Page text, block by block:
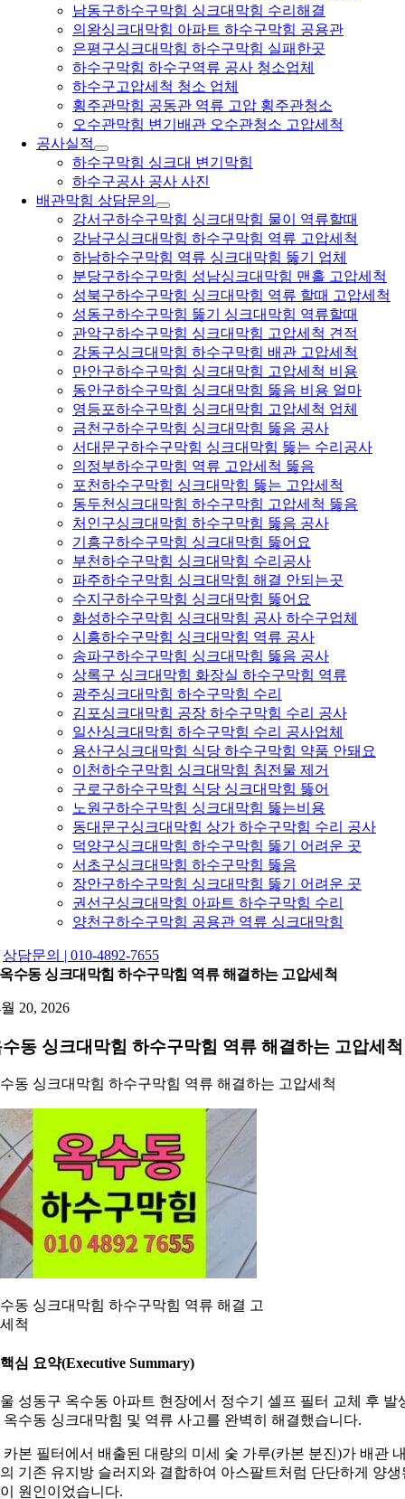
남동구하수구막힘 싱크대막힘 수리해결
의왕싱크대막힘 아파트 하수구막힘 공용관
은평구싱크대막힘 하수구막힘 실패한곳
하수구막힘 하수구역류 공사 청소업체
하수구고압세척 청소 업체
횡주관막힘 공동관 역류 고압 횡주관청소
오수관막힘 변기배관 오수관청소 고압세척
공사실적
하수구막힘 싱크대 변기막힘
하수구공사 공사 사진
배관막힘 상담문의
강서구하수구막힘 싱크대막힘 물이 역류할때
강남구싱크대막힘 하수구막힘 역류 고압세척
하남하수구막힘 역류 싱크대막힘 뚫기 업체
분당구하수구막힘 성남싱크대막힘 맨홀 고압세척
성북구하수구막힘 싱크대막힘 역류 할때 고압세척
성동구하수구막힘 뚫기 싱크대막힘 역류할때
관악구하수구막힘 싱크대막힘 고압세척 견적
강동구싱크대막힘 하수구막힘 배관 고압세척
만안구하수구막힘 싱크대막힘 고압세척 비용
동안구하수구막힘 싱크대막힘 뚫음 비용 얼마
영등포하수구막힘 싱크대막힘 고압세척 업체
금천구하수구막힘 싱크대막힘 뚫음 공사
서대문구하수구막힘 싱크대막힘 뚫는 수리공사
의정부하수구막힘 역류 고압세척 뚫음
포천하수구막힘 싱크대막힘 뚫는 고압세척
동두천싱크대막힘 하수구막힘 고압세척 뚫음
처인구싱크대막힘 하수구막힘 뚫음 공사
기흥구하수구막힘 싱크대막힘 뚫어요
부천하수구막힘 싱크대막힘 수리공사
파주하수구막힘 싱크대막힘 해결 안되는곳
수지구하수구막힘 싱크대막힘 뚫어요
화성하수구막힘 싱크대막힘 공사 하수구업체
시흥하수구막힘 싱크대막힘 역류 공사
송파구하수구막힘 싱크대막힘 뚫음 공사
상록구 싱크대막힘 화장실 하수구막힘 역류
광주싱크대막힘 하수구막힘 수리
김포싱크대막힘 공장 하수구막힘 수리 공사
일산싱크대막힘 하수구막힘 수리 공사업체
용산구싱크대막힘 식당 하수구막힘 약품 안돼요
이천하수구막힘 싱크대막힘 침전물 제거
구로구하수구막힘 식당 싱크대막힘 뚫어
노원구하수구막힘 싱크대막힘 뚫는비용
동대문구싱크대막힘 상가 하수구막힘 수리 공사
덕양구싱크대막힘 하수구막힘 뚫기 어려운 곳
서초구싱크대막힘 하수구막힘 뚫음
장안구하수구막힘 싱크대막힘 뚫기 어려운 곳
권선구싱크대막힘 아파트 하수구막힘 수리
양천구하수구막힘 공용관 역류 싱크대막힘
상담문의 | 010-4892-7655
옥수동 싱크대막힘 하수구막힘 역류 해결하는 고압세척
20, 2026
동 싱크대막힘 하수구막힘 역류 해결하는 고압세척
동 싱크대막힘 하수구막힘 역류 해결하는 고압세척
동 싱크대막힘 하수구막힘 역류 해결 고
척
심 요약(Executive Summary)
성동구 옥수동 아파트 현장에서 정수기 셀프 필터 교체 후 발
옥수동 싱크대막힘 및 역류 사고를 완벽히 해결했습니다.
카본 필터에서 배출된 대량의 미세 숯 가루(카본 분진)가 배관
기존 유지방 슬러지와 결합하여 아스팔트처럼 단단하게 양생
원인이었습니다.